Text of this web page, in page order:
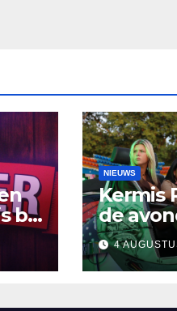
bij
NIEUWS
Kermis
de
4